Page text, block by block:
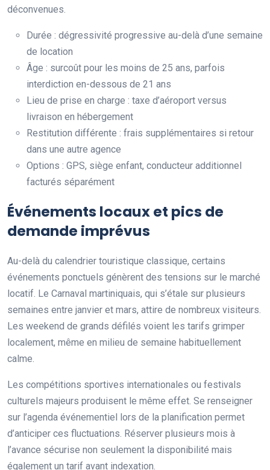
déconvenues.
Durée : dégressivité progressive au-delà d’une semaine
de location
Âge : surcoût pour les moins de 25 ans, parfois
interdiction en-dessous de 21 ans
Lieu de prise en charge : taxe d’aéroport versus
livraison en hébergement
Restitution différente : frais supplémentaires si retour
dans une autre agence
Options : GPS, siège enfant, conducteur additionnel
facturés séparément
Événements locaux et pics de
demande imprévus
Au-delà du calendrier touristique classique, certains
événements ponctuels génèrent des tensions sur le marché
locatif. Le Carnaval martiniquais, qui s’étale sur plusieurs
semaines entre janvier et mars, attire de nombreux visiteurs.
Les weekend de grands défilés voient les tarifs grimper
localement, même en milieu de semaine habituellement
calme.
Les compétitions sportives internationales ou festivals
culturels majeurs produisent le même effet. Se renseigner
sur l’agenda événementiel lors de la planification permet
d’anticiper ces fluctuations. Réserver plusieurs mois à
l’avance sécurise non seulement la disponibilité mais
également un tarif avant indexation.